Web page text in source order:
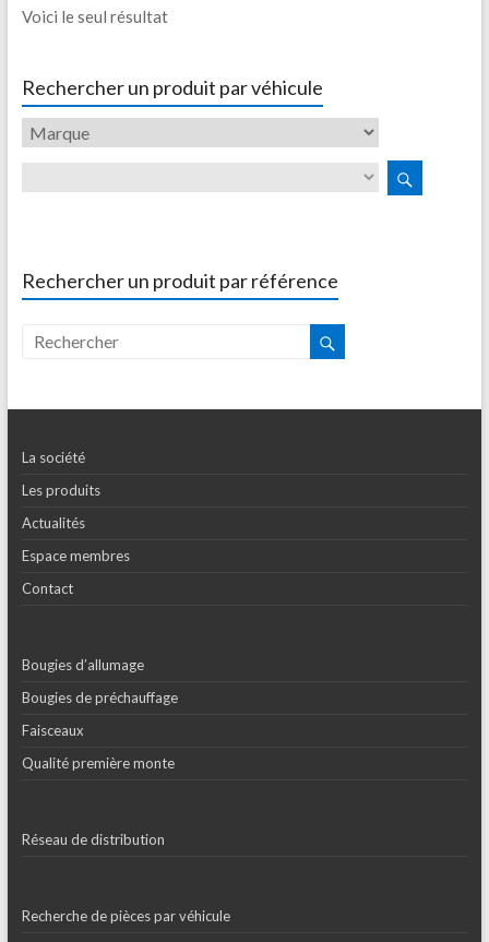
Voici le seul résultat
Rechercher un produit par véhicule
Rechercher un produit par référence
La société
Les produits
Actualités
Espace membres
Contact
Bougies d’allumage
Bougies de préchauffage
Faisceaux
Qualité première monte
Réseau de distribution
Recherche de pièces par véhicule